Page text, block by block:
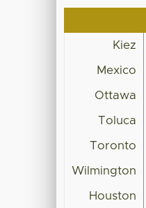
Kiez
Mexico
Ottawa
Toluca
Toronto
Wilmington
Houston